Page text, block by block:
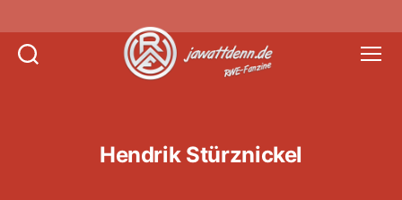
Hendrik Stürznickel